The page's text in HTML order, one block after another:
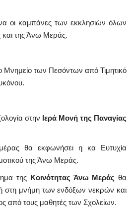
οι καμπάνες των εκκλησιών όλων
της Άνω Μεράς.
των Πεσόντων από Τιμητικό
στην Ιερά Μονή της Παναγίας
θα εκφωνήσει η κα Ευτυχία
της Άνω Μεράς.
της Κοινότητας Άνω Μεράς θα
στη μνήμη των ενδόξων νεκρών και
από τους μαθητές των Σχολείων.